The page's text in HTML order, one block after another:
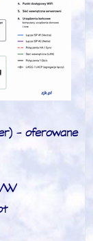
- oferowane